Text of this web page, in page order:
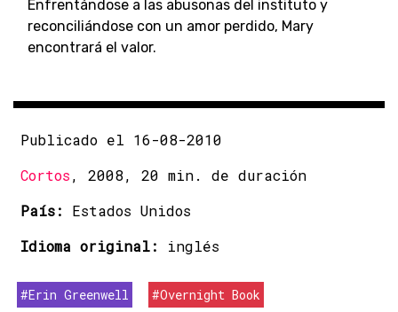
Enfrentándose a las abusonas del instituto y
reconciliándose con un amor perdido, Mary
encontrará el valor.
Publicado el 16-08-2010
Cortos, 2008, 20 min. de duración
País: Estados Unidos
Idioma original: inglés
#Erin Greenwell
#Overnight Book